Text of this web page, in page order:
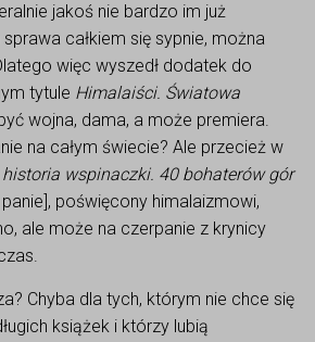
jakoś nie bardzo im już
całkiem się sypnie, można
więc wyszedł dodatek do
tytule Himalaiści. Światowa
wojna, dama, a może premiera.
na całym świecie? Ale przecież w
historia wspinaczki. 40 bohaterów gór
poświęcony himalaizmowi,
ale może na czerpanie z krynicy
Chyba dla tych, którym nie chce się
książek i którzy lubią